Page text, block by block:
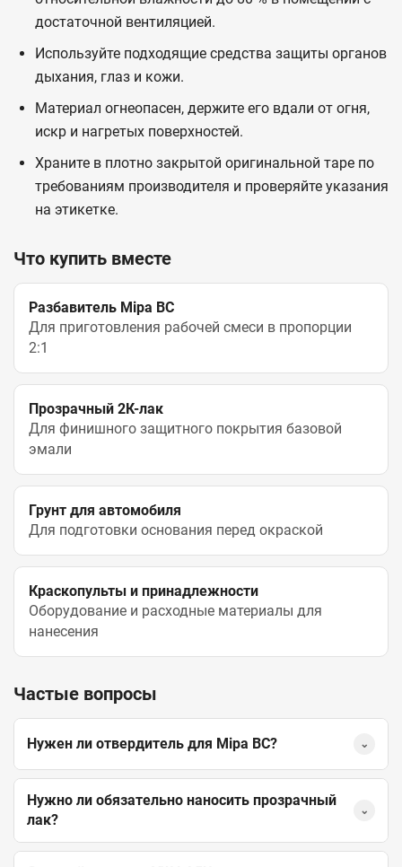
достаточной вентиляцией.
Используйте подходящие средства защиты органов
дыхания, глаз и кожи.
Материал огнеопасен, держите его вдали от огня,
искр и нагретых поверхностей.
Храните в плотно закрытой оригинальной таре по
требованиям производителя и проверяйте указания
на этикетке.
Что купить вместе
Разбавитель Mipa BC
Для приготовления рабочей смеси в пропорции
2:1
Прозрачный 2К-лак
Для финишного защитного покрытия базовой
эмали
Грунт для автомобиля
Для подготовки основания перед окраской
Краскопульты и принадлежности
Оборудование и расходные материалы для
нанесения
Частые вопросы
Нужен ли отвердитель для Mipa BC? ⌄
Нужно ли обязательно наносить прозрачный
лак?
⌄